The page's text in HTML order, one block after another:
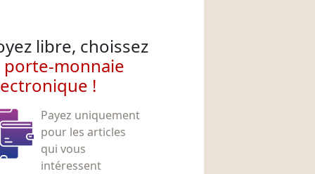
libre, choissez
porte-monnaie
!
Payez uniquement
pour les articles
qui vous
intéressent